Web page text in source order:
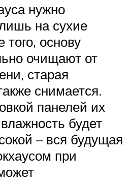
нужно
на сухие
основу
очищают от
старая
снимается.
панелей их
будет
– вся будущая
при